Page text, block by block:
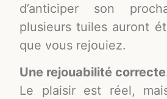
d’anticiper son
plusieurs tuiles auront
que vous rejouiez.
Une rejouabilité
Le plaisir est réel,